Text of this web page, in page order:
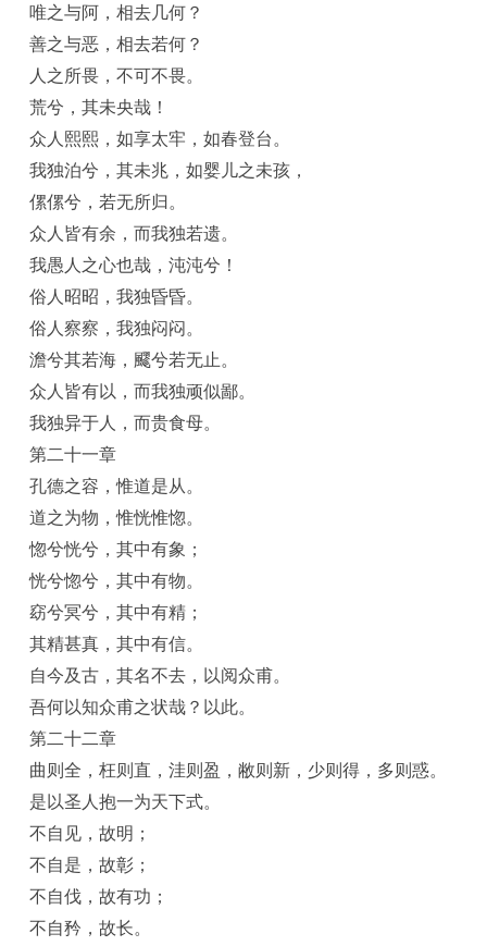
唯之与阿，相去几何？
善之与恶，相去若何？
人之所畏，不可不畏。
荒兮，其未央哉！
众人熙熙，如享太牢，如春登台。
我独泊兮，其未兆，如婴儿之未孩，
傫傫兮，若无所归。
众人皆有余，而我独若遗。
我愚人之心也哉，沌沌兮！
俗人昭昭，我独昏昏。
俗人察察，我独闷闷。
澹兮其若海，飂兮若无止。
众人皆有以，而我独顽似鄙。
我独异于人，而贵食母。
第二十一章
孔德之容，惟道是从。
道之为物，惟恍惟惚。
惚兮恍兮，其中有象；
恍兮惚兮，其中有物。
窈兮冥兮，其中有精；
其精甚真，其中有信。
自今及古，其名不去，以阅众甫。
吾何以知众甫之状哉？以此。
第二十二章
曲则全，枉则直，洼则盈，敝则新，少则得，多则惑。
是以圣人抱一为天下式。
不自见，故明；
不自是，故彰；
不自伐，故有功；
不自矜，故长。